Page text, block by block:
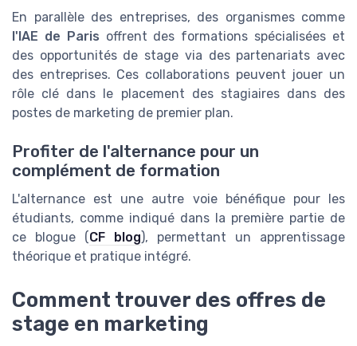
En parallèle des entreprises, des organismes comme
l'IAE de Paris offrent des formations spécialisées et
des opportunités de stage via des partenariats avec
des entreprises. Ces collaborations peuvent jouer un
rôle clé dans le placement des stagiaires dans des
postes de marketing de premier plan.
Profiter de l'alternance pour un
complément de formation
L'alternance est une autre voie bénéfique pour les
étudiants, comme indiqué dans la première partie de
ce blogue (CF blog), permettant un apprentissage
théorique et pratique intégré.
Comment trouver des offres de
stage en marketing